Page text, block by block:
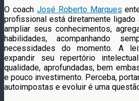
O coach José Roberto Marques
profissional está diretamente ligado
ampliar seus conhecimentos,
habilidades, acompanhando
necessidades do momento. A
expandir seu repertório
qualidade, aprofundadas, bem
e pouco investimento. Perceba,
autoimpostas e evoluir é uma